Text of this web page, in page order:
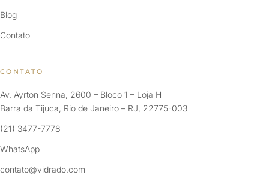
Blog
Contato
CONTATO
Av. Ayrton Senna, 2600 – Bloco 1 – Loja H
Barra da Tijuca, Rio de Janeiro – RJ, 22775-003
(21) 3477-7778
WhatsApp
contato@vidrado.com